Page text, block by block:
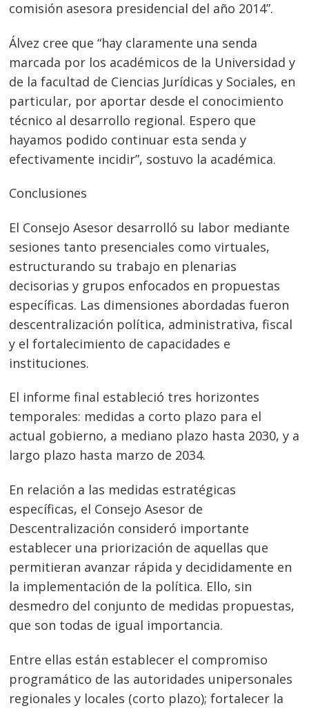
comisión asesora presidencial del año 2014”.
Álvez cree que “hay claramente una senda
marcada por los académicos de la Universidad y
de la facultad de Ciencias Jurídicas y Sociales, en
particular, por aportar desde el conocimiento
técnico al desarrollo regional. Espero que
hayamos podido continuar esta senda y
efectivamente incidir”, sostuvo la académica.
Conclusiones
El Consejo Asesor desarrolló su labor mediante
sesiones tanto presenciales como virtuales,
estructurando su trabajo en plenarias
decisorias y grupos enfocados en propuestas
específicas. Las dimensiones abordadas fueron
descentralización política, administrativa, fiscal
y el fortalecimiento de capacidades e
instituciones.
El informe final estableció tres horizontes
temporales: medidas a corto plazo para el
actual gobierno, a mediano plazo hasta 2030, y a
largo plazo hasta marzo de 2034.
En relación a las medidas estratégicas
específicas, el Consejo Asesor de
Descentralización consideró importante
establecer una priorización de aquellas que
permitieran avanzar rápida y decididamente en
la implementación de la política. Ello, sin
desmedro del conjunto de medidas propuestas,
que son todas de igual importancia.
Entre ellas están establecer el compromiso
programático de las autoridades unipersonales
regionales y locales (corto plazo); fortalecer la